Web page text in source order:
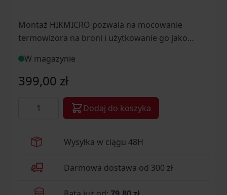
Montaż HIKMICRO pozwala na mocowanie
termowizora na broni i użytkowanie go jako
aluminium lotniczego, odpornego na korozję i
odrzut broni. Baza montażowa przeznaczona jest
do broni z szyną Weaver.Kompatybilny z
wszystkimi urządzeniami z serii Thunder,
Thunder PRO, Thunder 2.0 oraz Panther.
W magazynie
399,00 zł
Dodaj do koszyka
Wysyłka w ciągu 48H
Darmowa dostawa od 300 zł